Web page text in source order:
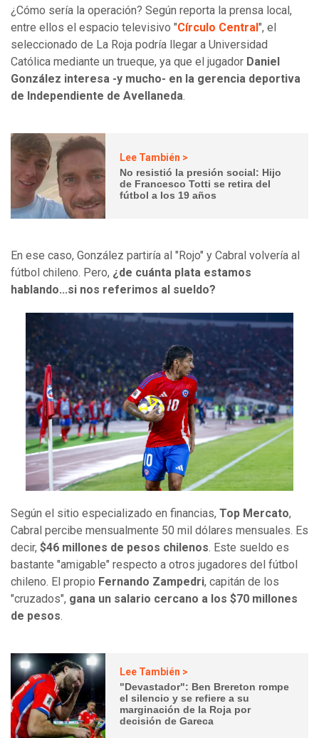
¿Cómo sería la operación? Según reporta la prensa local,
entre ellos el espacio televisivo "Círculo Central ", el
seleccionado de La Roja podría llegar a Universidad
Católica mediante un trueque, ya que el jugador Daniel
González interesa -y mucho- en la gerencia deportiva
de Independiente de Avellaneda.
Lee También >
No resistió la presión social: Hijo
de Francesco Totti se retira del
fútbol a los 19 años
En ese caso, González partiría al "Rojo" y Cabral volvería al
fútbol chileno. Pero, ¿de cuánta plata estamos
hablando...si nos referimos al sueldo?
Según el sitio especializado en financias, Top Mercato,
Cabral percibe mensualmente 50 mil dólares mensuales. Es
decir, $46 millones de pesos chilenos. Este sueldo es
bastante "amigable" respecto a otros jugadores del fútbol
chileno. El propio Fernando Zampedri, capitán de los
"cruzados", gana un salario cercano a los $70 millones
de pesos.
Lee También >
"Devastador": Ben Brereton rompe
el silencio y se refiere a su
marginación de la Roja por
decisión de Gareca